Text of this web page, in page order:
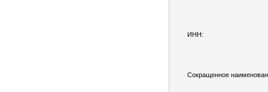
ИНН:
Сокращенное